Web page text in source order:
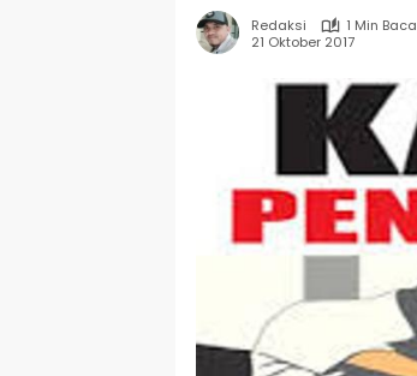
Redaksi
1 Min Baca
21 Oktober 2017